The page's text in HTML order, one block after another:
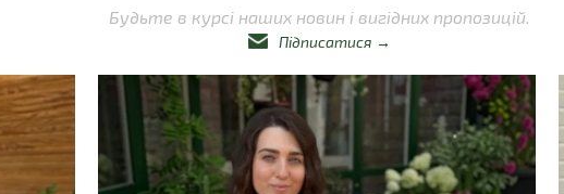
Будьте в курсі наших новин і вигідних пропозицій.
Підписатися →